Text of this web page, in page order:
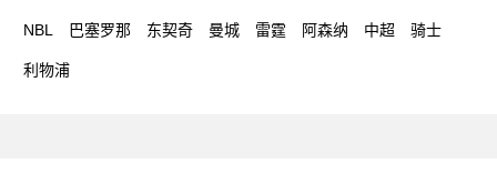
NBL 巴塞罗那 东契奇 曼城 雷霆 阿森纳 中超 骑士
利物浦